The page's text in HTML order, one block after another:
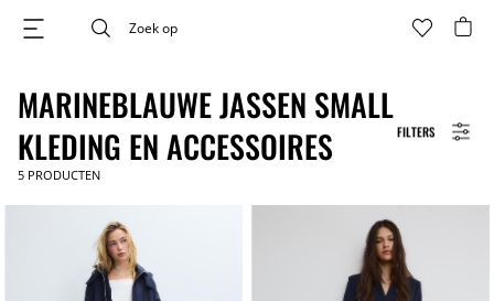
FILTERS
MARINEBLAUWE JASSEN SMALL
KLEDING EN ACCESSOIRES
5 PRODUCTEN